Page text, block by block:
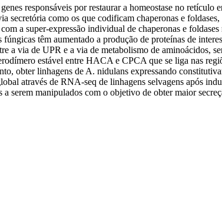
responsáveis por restaurar a homeostase no
secretória como os que codificam chaperonas e
a super-expressão individual de chaperonas e
têm aumentado a produção de proteínas de
a via de UPR e a via de metabolismo de aminoácidos,
estável entre HACA e CPCA que se liga nas
obter linhagens de A. nidulans expressando
através de RNA-seq de linhagens selvagens após
serem manipulados com o objetivo de obter maior